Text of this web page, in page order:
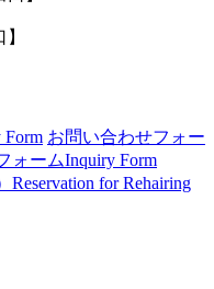
Form お問い合わせフォー
ォームInquiry Form
Reservation for Rehairing